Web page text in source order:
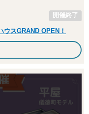
開催終了
ウスGRAND OPEN！